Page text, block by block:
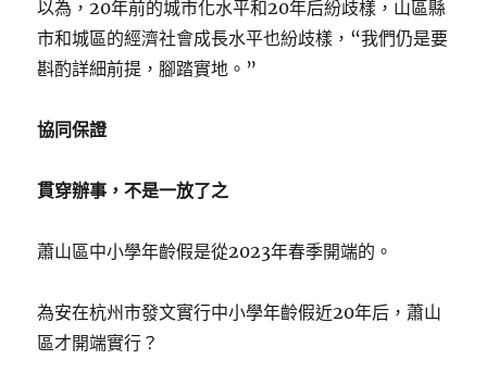
以為，20年前的城市化水平和20年后紛歧樣，山區縣
市和城區的經濟社會成長水平也紛歧樣，“我們仍是要
斟酌詳細前提，腳踏實地。”
協同保證
貫穿辦事，不是一放了之
蕭山區中小學年齡假是從2023年春季開端的。
為安在杭州市發文實行中小學年齡假近20年后，蕭山
區才開端實行？